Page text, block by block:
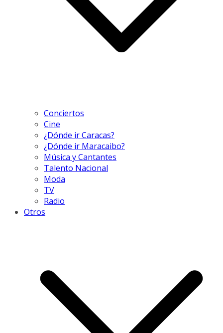
Conciertos
Cine
¿Dónde ir Caracas?
¿Dónde ir Maracaibo?
Música y Cantantes
Talento Nacional
Moda
TV
Radio
Otros